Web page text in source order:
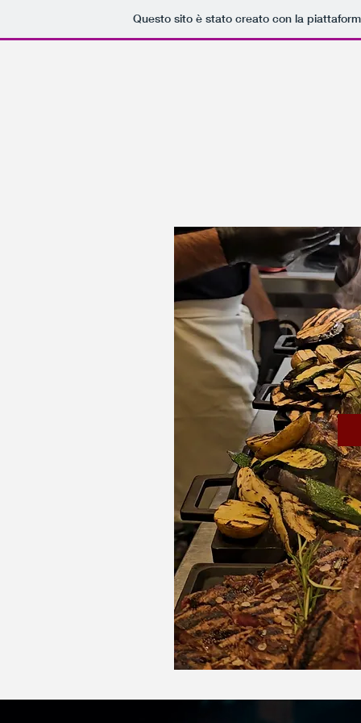
Questo sito è stato creato con la